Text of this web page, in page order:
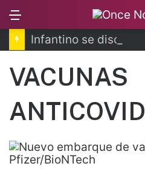
VACUNAS
ANTICOVID